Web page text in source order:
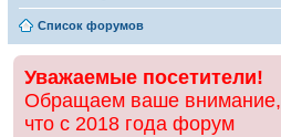
Список форумов
Уважаемые посетители!
Обращаем ваше внимание,
что с 2018 года форум